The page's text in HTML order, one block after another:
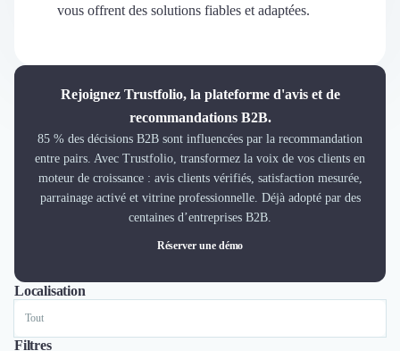
Demander une démo
Connexion
Formation
Teambuilding
Marque Employeur
Conseil en Management et Organisation
Portage Salarial
Responsabilité Sociétale des Entreprises (RSE)
Marketplace de freelance
Coaching
vous offrent des solutions fiables et adaptées.
Rejoignez Trustfolio, la plateforme d'avis et de
recommandations B2B.
85 % des décisions B2B sont influencées par la recommandation
entre pairs. Avec Trustfolio, transformez la voix de vos clients en
moteur de croissance : avis clients vérifiés, satisfaction mesurée,
parrainage activé et vitrine professionnelle. Déjà adopté par des
centaines d’entreprises B2B.
Réserver une démo
Localisation
ToutLyonParis
Filtres